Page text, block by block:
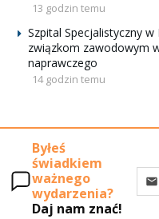
13 godzin temu
Szpital Specjalistyczny
związkom zawodowym
naprawczego
14 godzin temu
Byłeś
świadkiem
ważnego
wydarzenia?
Daj nam znać!